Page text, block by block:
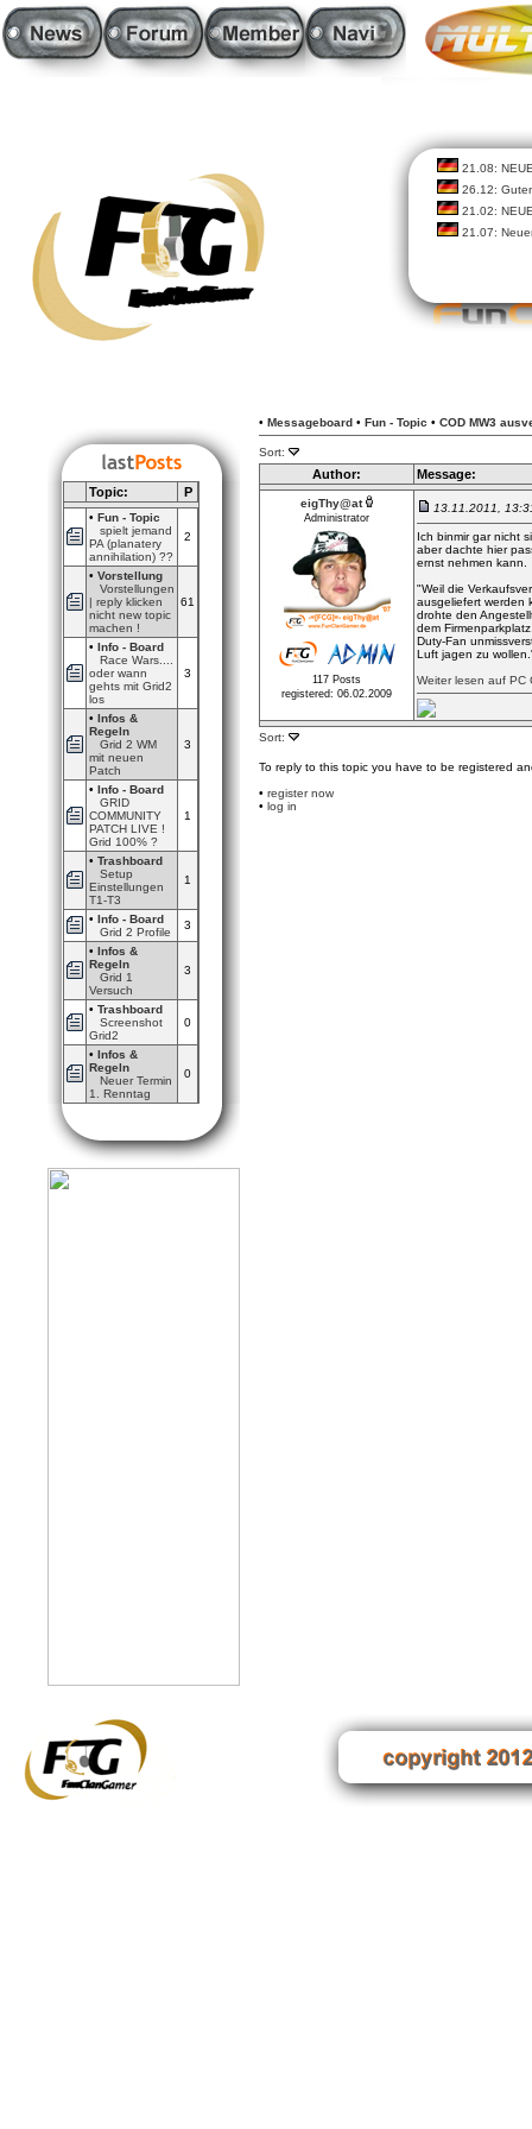
21.08:
26.12:
21.02:
21.07:
Topic: P
• Fun - Topic
spielt jemand
PA (planatery
annihilation) ??
2
• Vorstellung
Vorstellungen
| reply klicken
nicht new topic
machen !
61
• Info - Board
Race Wars....
oder wann
gehts mit Grid2
los
3
• Infos &
Regeln
Grid 2 WM
mit neuen
Patch
3
• Info - Board
GRID
COMMUNITY
PATCH LIVE !
Grid 100% ?
1
• Trashboard
Setup
Einstellungen
T1-T3
1
• Info - Board
Grid 2 Profile
3
• Infos &
Regeln
Grid 1
Versuch
3
• Trashboard
Screenshot
Grid2
0
• Infos &
Regeln
Neuer Termin
1. Renntag
0
• Messageboard • Fun - Topic • COD MW3
Sort:
Author: Message:
eigThy@at
Administrator
117 Posts
registered: 06.02.2009
13.11.2011,
Ich binmir gar nicht
aber dachte hier
ernst nehmen kann.
"Weil die
ausgeliefert werden
drohte den
dem
Duty-Fan
Luft jagen zu
Weiter lesen auf PC
Sort:
To reply to this topic you have to be registered
• register now
• log in